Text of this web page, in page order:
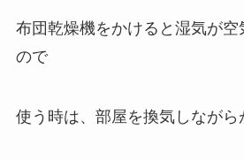
布団乾燥機をかけると湿気が空
ので
使う時は、部屋を換気しながら